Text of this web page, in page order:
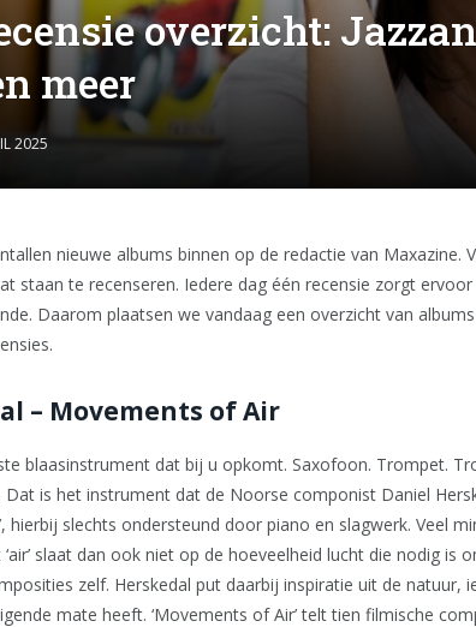
overzicht:
meer
2025
nieuwe albums binnen op de redactie van Maxazine.
staan te recenseren. Iedere dag één recensie zorgt
Daarom plaatsen we vandaag een overzicht van
– Movements of Air
blaasinstrument dat bij u opkomt. Saxofoon. Trompet.
Dat is het instrument dat de Noorse componist Daniel
hierbij slechts ondersteund door piano en slagwerk. Veel
slaat dan ook niet op de hoeveelheid lucht die nodig is
zelf. Herskedal put daarbij inspiratie uit de natuur,
mate heeft. ‘Movements of Air’ telt tien filmische